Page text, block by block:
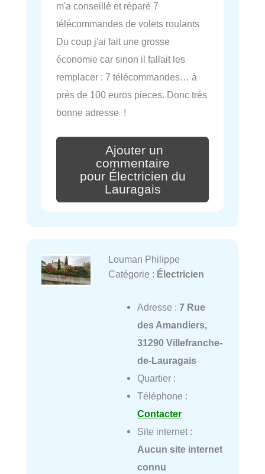
m'a conseillé et réparé 7
télécommandes de volets roulants
Du coup j'ai fait une grosse
économie car sinon il fallait les
remplacer : 7 télécommandes… à
prés de 100 euros pieces. Donc trés
bonne adresse !
Ajouter un
commentaire
pour Électricien du
Lauragais
Louman Philippe
Catégorie : Électricien
Adresse : 7 Rue
des Amandiers,
31290 Villefranche-
de-Lauragais
Quartier :
Téléphone :
Contacter
Site internet :
Aucun site internet
connu